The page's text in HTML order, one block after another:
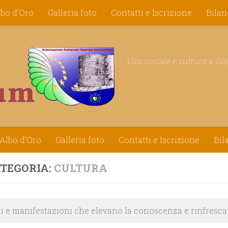
d’Oro Galleria foto Contatti e Iscrizione
Vita sociale e cultura a
Albo d’Oro Galleria foto Contatti e Iscrizione
CULTURA
e manifestazioni che elevano la conoscenza e